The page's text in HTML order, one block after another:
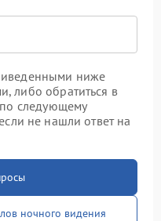
ниже
либо обратиться в
следующему
не нашли ответ на
ночного видения